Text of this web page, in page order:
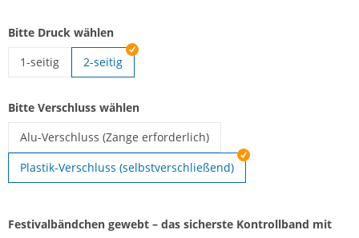
Bitte Druck wählen
1-seitig
2-seitig
Bitte Verschluss wählen
Alu-Verschluss (Zange erforderlich)
Kontrollbänder gewebt | Alu-Verschluss (Zange erforderlich)
Plastik-Verschluss (selbstverschließend)
Festivalbändchen gewebt – das sicherste Kontrollband mit